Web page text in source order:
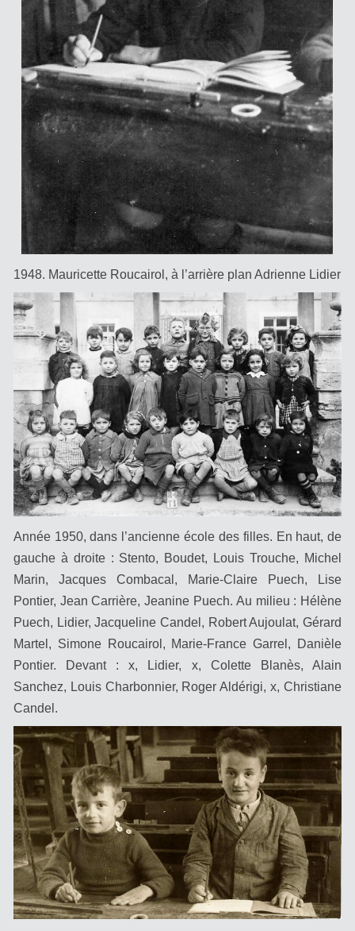
1948. Mauricette Roucairol, à l’arrière plan Adrienne Lidier
Année 1950, dans l’ancienne école des filles. En haut, de
gauche à droite : Stento, Boudet, Louis Trouche, Michel
Marin, Jacques Combacal, Marie-Claire Puech, Lise
Pontier, Jean Carrière, Jeanine Puech. Au milieu : Hélène
Puech, Lidier, Jacqueline Candel, Robert Aujoulat, Gérard
Martel, Simone Roucairol, Marie-France Garrel, Danièle
Pontier. Devant : x, Lidier, x, Colette Blanès, Alain
Sanchez, Louis Charbonnier, Roger Aldérigi, x, Christiane
Candel.